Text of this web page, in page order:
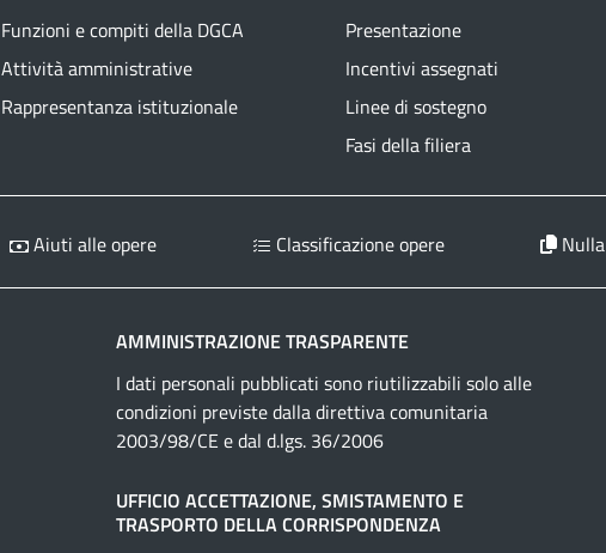
Funzioni e compiti della DGCA
Attività amministrative
Rappresentanza istituzionale
Presentazione
Incentivi assegnati
Linee di sostegno
Fasi della filiera
Aiuti alle opere Classificazione opere
AMMINISTRAZIONE TRASPARENTE
I dati personali pubblicati sono riutilizzabili solo alle
condizioni previste dalla direttiva comunitaria
2003/98/CE e dal d.lgs. 36/2006
UFFICIO ACCETTAZIONE, SMISTAMENTO E
TRASPORTO DELLA CORRISPONDENZA